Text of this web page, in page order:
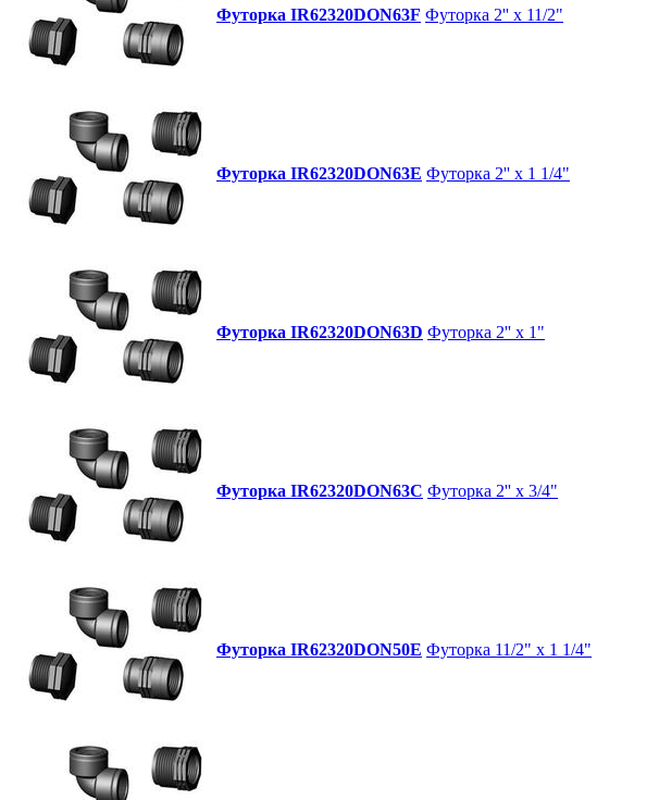
Футорка IR62320DON63F Футорка 2'' х 11/2"
Футорка IR62320DON63E Футорка 2'' х 1 1/4"
Футорка IR62320DON63D Футорка 2'' х 1"
Футорка IR62320DON63C Футорка 2'' х 3/4"
Футорка IR62320DON50E Футорка 11/2" х 1 1/4"